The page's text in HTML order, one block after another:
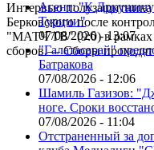
Интервью
Берковского после
"МАТЧ ТВ" (9:0) в рамках
сборов.— Сборы
Агент: "К Дркушичу
Турции"
07/08/2026 - 13:07
"Галатасарай"
Батракова
07/08/2026 - 12:06
Шамиль Газизов:
ноге. Сроки
07/08/2026 - 11:04
Отстраненный за